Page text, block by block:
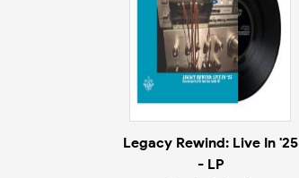
Legacy Rewind: Live In '25
- LP